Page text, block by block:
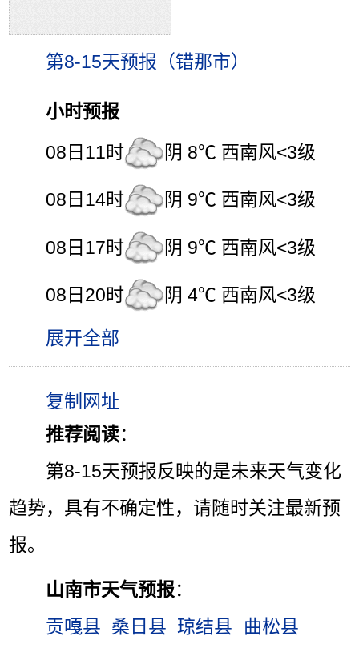
第8-15天预报（错那市）
小时预报
08日11时
阴 8℃ 西南风<3级
08日14时 阴 9℃ 西南风<3级
08日17时 阴 9℃ 西南风<3级
08日20时 阴 4℃ 西南风<3级
展开全部
推荐阅读：
第8-15天预报反映的是未来天气变化
趋势，具有不确定性，请随时关注最新预
报。
山南市天气预报：
贡嘎县 桑日县 琼结县 曲松县